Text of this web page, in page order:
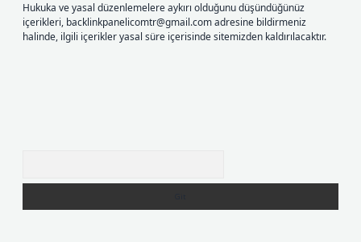
Hukuka ve yasal düzenlemelere aykırı olduğunu düşündüğünüz
içerikleri, backlinkpanelicomtr@gmail.comadresine bildirmeniz
halinde, ilgili içerikler yasal süre içerisinde sitemizden kaldırılacaktır.